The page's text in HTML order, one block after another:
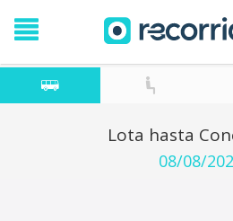
Lota hasta
08/08/